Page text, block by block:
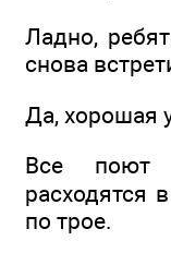
Ладно,
снова
Да, хорошая
Все поют
расходятся
по трое.